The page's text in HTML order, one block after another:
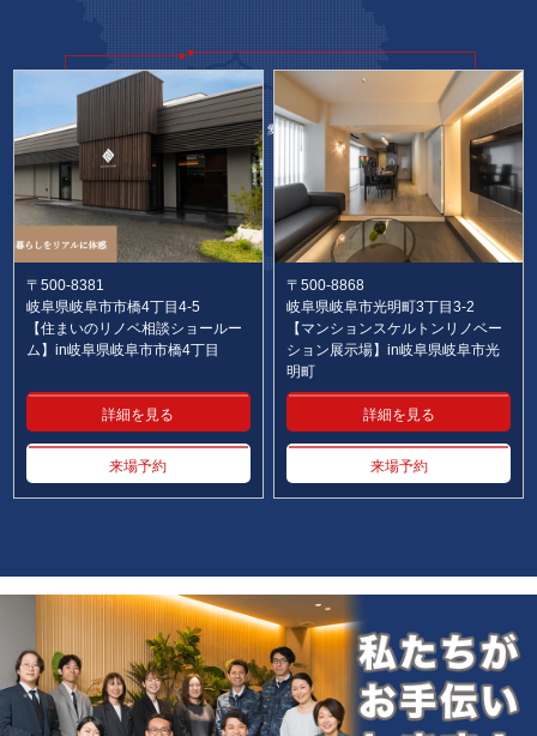
〒500-8381
岐阜県岐阜市市橋4丁目4-5
【住まいのリノベ相談ショールー
ム】in岐阜県岐阜市市橋4丁目
詳細を見る
来場予約
〒500-8868
岐阜県岐阜市光明町3丁目3-2
【マンションスケルトンリノベー
ション展示場】in岐阜県岐阜市光
明町
詳細を見る
来場予約